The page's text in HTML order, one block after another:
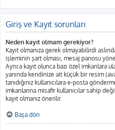
Giriş ve Kayıt sorunları
Neden kayıt olmam gerekiyor?
Kayıt olmanıza gerek olmayabilirdi
işleminin şart olması, mesaj panosu
Ayrıca kayıt olunca bazı özel imkanlara
yanında kendinize ait küçük bir resim
tanıdığınız kullanıcılara e-posta
imkanlarına misafir kullanıcılar sahip
kayıt olmanız önerilir.
Başa dön